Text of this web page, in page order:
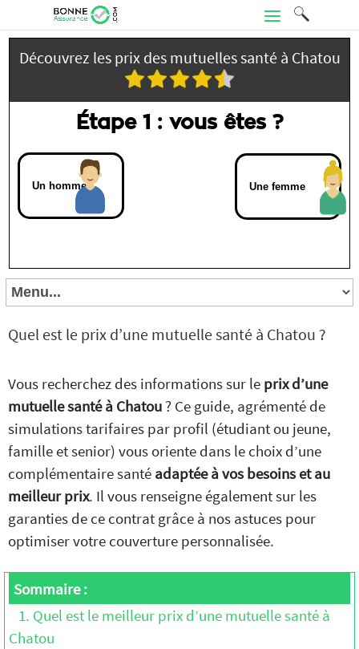
Découvrez les prix des mutuelles santé à Chatou
Étape 1 : vous êtes ?
Un homme Une femme
Quel est le prix d’une mutuelle santé à Chatou ?
Vous recherchez des informations sur le prix d’une
mutuelle santé à Chatou ? Ce guide, agrémenté de
simulations tarifaires par profil (étudiant ou jeune,
famille et senior) vous oriente dans le choix d’une
complémentaire santé adaptée à vos besoins et au
meilleur prix. Il vous renseigne également sur les
garanties de ce contrat grâce à nos astuces pour
optimiser votre couverture personnalisée.
Sommaire :
1. Quel est le meilleur prix d’une mutuelle santé à
Chatou